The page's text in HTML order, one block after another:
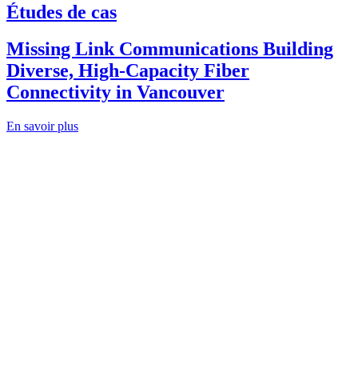
Études de cas
Missing Link Communications Building
Diverse, High-Capacity Fiber
Connectivity in Vancouver
En savoir plus